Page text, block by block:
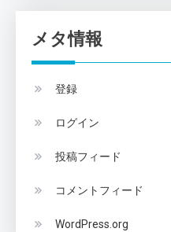
メタ情報
登録
ログイン
投稿フィード
コメントフィード
WordPress.org